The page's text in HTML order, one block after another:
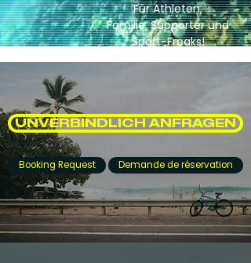
Für Athleten,
Familie, Supporter und
Sport-Freaks!
UNVERBINDLICH ANFRAGEN
Booking Request Demande de réservation